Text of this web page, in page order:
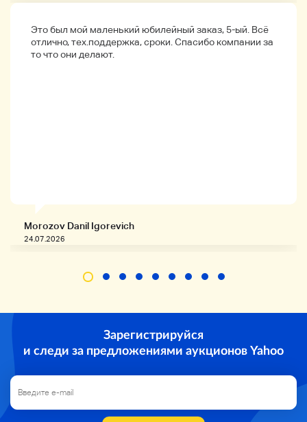
Это был мой маленький юбилейный заказ, 5-ый. Всё
отлично, тех.поддержка, сроки. Спасибо компании за
то что они делают.
Morozov Danil Igorevich
24.07.2026
Зарегистрируйся
и следи за предложениями аукционов Yahoo